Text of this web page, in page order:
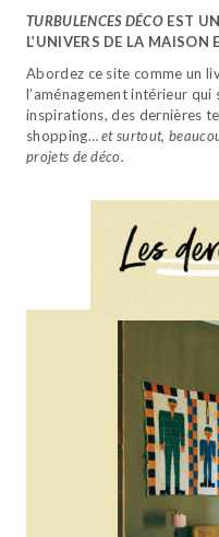
TURBULENCES DÉCO EST
L’UNIVERS DE LA MAISON
Abordez ce site comme un
l’aménagement intérieur qui
inspirations, des dernières
shopping…et surtout,
projets de déco.